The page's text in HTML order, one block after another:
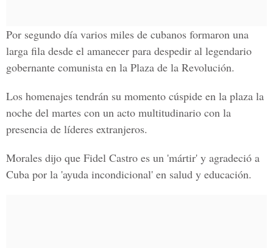
Por segundo día varios miles de cubanos formaron una
larga fila desde el amanecer para despedir al legendario
gobernante comunista en la Plaza de la Revolución.
Los homenajes tendrán su momento cúspide en la plaza la
noche del martes con un acto multitudinario con la
presencia de líderes extranjeros.
Morales dijo que Fidel Castro es un 'mártir' y agradeció a
Cuba por la 'ayuda incondicional' en salud y educación.